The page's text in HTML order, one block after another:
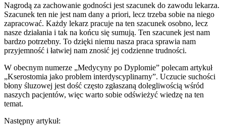
Nagrodą za zachowanie godności jest szacunek do zawodu lekarza.
Szacunek ten nie jest nam dany a priori, lecz trzeba sobie na niego
zapracować. Każdy lekarz pracuje na ten szacunek osobno, lecz
nasze działania i tak na końcu się sumują. Ten szacunek jest nam
bardzo potrzebny. To dzięki niemu nasza praca sprawia nam
przyjemność i łatwiej nam znosić jej codzienne trudności.
W obecnym numerze „Medycyny po Dyplomie” polecam artykuł
„Kserostomia jako problem interdyscyplinarny”. Uczucie suchości
błony śluzowej jest dość często zgłaszaną dolegliwością wśród
naszych pacjentów, więc warto sobie odświeżyć wiedzę na ten
temat.
Następny artykuł: